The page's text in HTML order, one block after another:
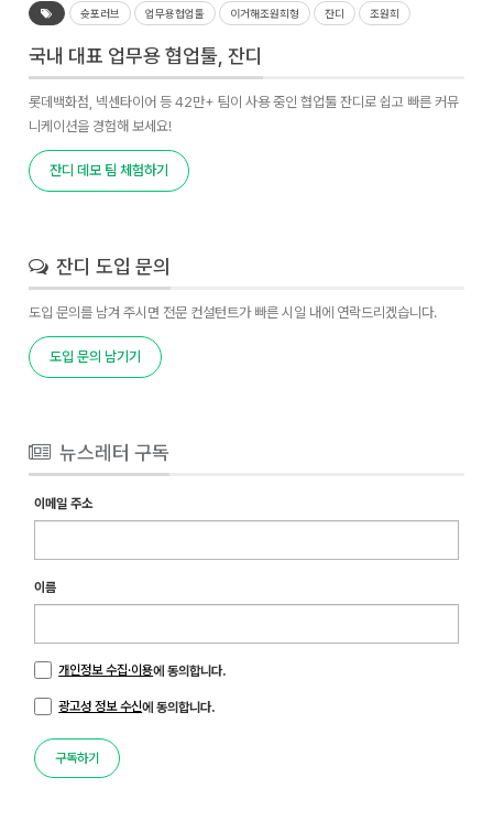
슛포러브 업무용협업툴 이거해조원희형 잔디 조원희
국내 대표 업무용 협업툴, 잔디
롯데백화점, 넥센타이어 등 42만+ 팀이 사용 중인 협업툴 잔디로 쉽고 빠른 커뮤
니케이션을 경험해 보세요!
잔디 데모 팀 체험하기
잔디 도입 문의
도입 문의를 남겨 주시면 전문 컨설턴트가 빠른 시일 내에 연락드리겠습니다.
도입 문의 남기기
뉴스레터 구독
이메일 주소
이름
개인정보 수집·이용에 동의합니다.
광고성 정보 수신에 동의합니다.
구독하기